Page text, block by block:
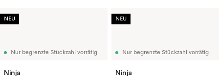
Nur begrenzte Stückzahl vorrätig
Ninja
NEU
Nur begrenzte Stückzahl vorrätig
Ninja
NEU